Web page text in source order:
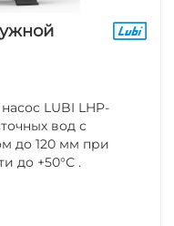
LUBI LHP-
вод с
до 120 мм при
до +50°С .